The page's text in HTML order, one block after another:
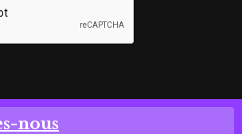
nous